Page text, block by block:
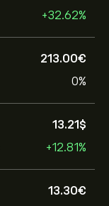
+32.62%
213.00‎€‎
0%
13.21‎$‎
+12.81%
13.30‎€‎